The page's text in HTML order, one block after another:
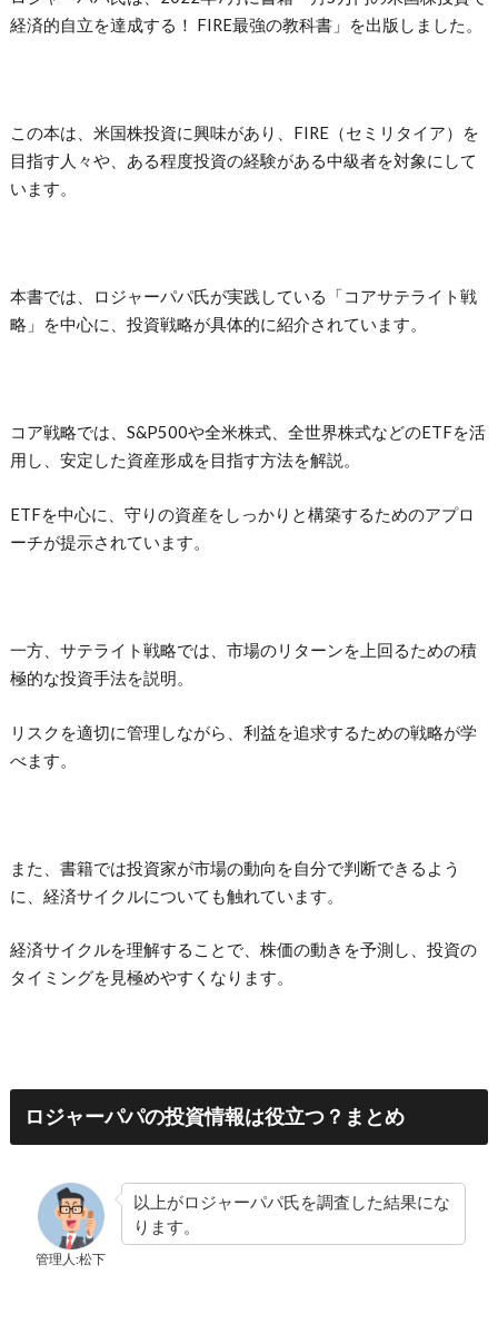
経済的自立を達成する！ FIRE最強の教科書」を出版しました。
この本は、米国株投資に興味があり、FIRE（セミリタイア）を
目指す人々や、ある程度投資の経験がある中級者を対象にして
います。
本書では、ロジャーパパ氏が実践している「コアサテライト戦
略」を中心に、投資戦略が具体的に紹介されています。
コア戦略では、S&P500や全米株式、全世界株式などのETFを活
用し、安定した資産形成を目指す方法を解説。
ETFを中心に、守りの資産をしっかりと構築するためのアプロ
ーチが提示されています。
一方、サテライト戦略では、市場のリターンを上回るための積
極的な投資手法を説明。
リスクを適切に管理しながら、利益を追求するための戦略が学
べます。
また、書籍では投資家が市場の動向を自分で判断できるよう
に、経済サイクルについても触れています。
経済サイクルを理解することで、株価の動きを予測し、投資の
タイミングを見極めやすくなります。
ロジャーパパの投資情報は役立つ？まとめ
管理人:松下
以上がロジャーパパ氏を調査した結果にな
ります。